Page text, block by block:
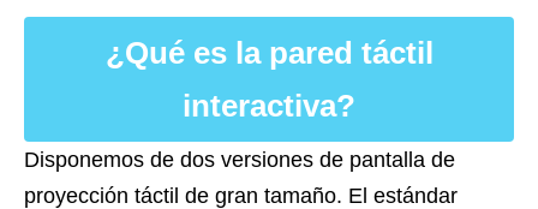
¿Qué es la pared táctil
interactiva?
Disponemos de dos versiones de pantalla de
proyección táctil de gran tamaño. El estándar